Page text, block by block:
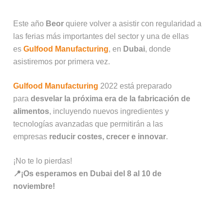
Este año Beorquiere volver a asistir con regularidad a
las ferias más importantes del sector y una de ellas
es Gulfood Manufacturing, en Dubai, donde
asistiremos por primera vez.
Gulfood Manufacturing 2022 está preparado
para desvelar la próxima era de la fabricación de
alimentos, incluyendo nuevos ingredientes y
tecnologías avanzadas que permitirán a las
empresas reducir costes, crecer e innovar.
¡No te lo pierdas!
📍¡Os esperamos en Dubai del 8 al 10 de
noviembre!